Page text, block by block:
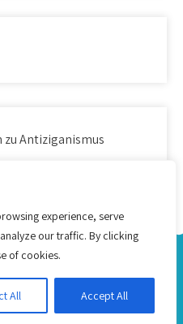
experience, serve
our traffic. By clicking
of cookies.
All Accept All
Antiziganismus
ship Romanes - Proudly
Themes